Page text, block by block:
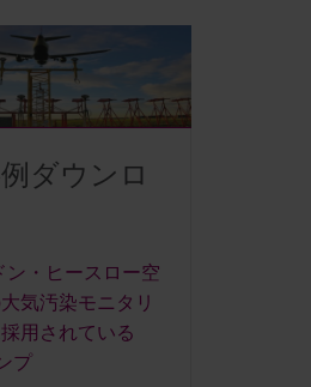
ダウンロ
ン・ヒースロー空
気汚染モニタリ
用されている
プ